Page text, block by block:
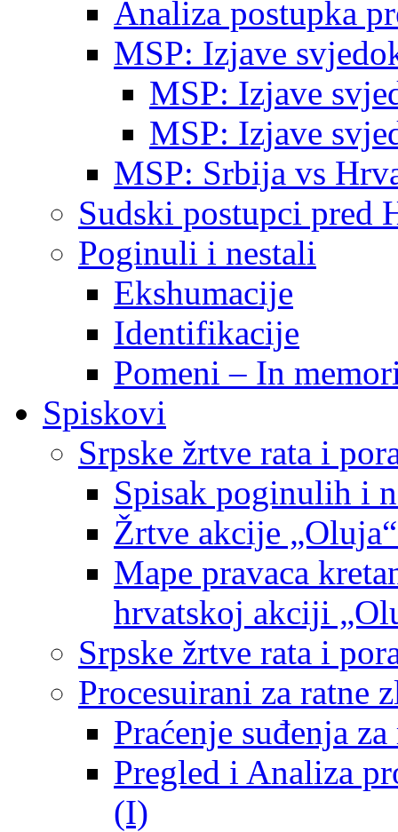
Analiza postupka
MSP: Izjave
MSP: Izjave
MSP: Izjave
MSP: Srbija vs
Sudski postupci pred
Poginuli i nestali
Ekshumacije
Identifikacije
Pomeni – In
Spiskovi
Srpske žrtve rata i
Spisak poginulih i
Žrtve akcije
Mape pravaca
hrvatskoj akciji
Srpske žrtve rata i
Procesuirani za ratne
Praćenje suđenja
Pregled i Analiza
(I)